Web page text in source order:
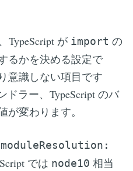
TypeScript が import の
るかを決める設定で
意識しない項目です
ドラー、TypeScript のバ
変わります。
moduleResolution:
では node10 相当